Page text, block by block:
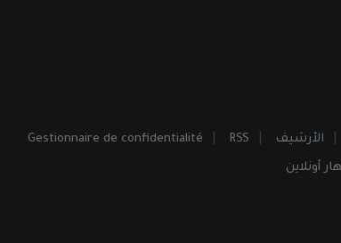
الأرشيف RSS
Gestionnaire de confidentialité